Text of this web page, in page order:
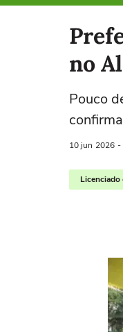
Selecione o
no
Pouco
10 jun 2026 -
Licenciado